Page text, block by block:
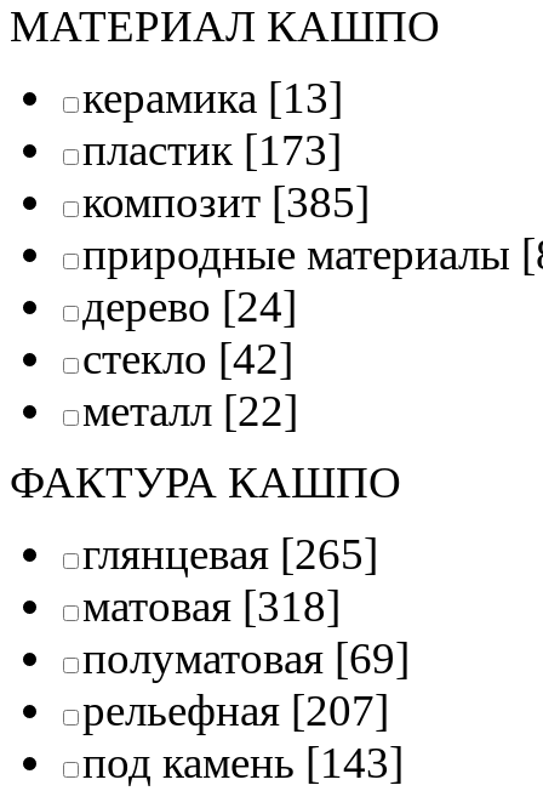
МАТЕРИАЛ КАШПО
керамика [13]
пластик [173]
композит [385]
природные материалы
дерево [24]
стекло [42]
металл [22]
ФАКТУРА КАШПО
глянцевая [265]
матовая [318]
полуматовая [69]
рельефная [207]
под камень [143]